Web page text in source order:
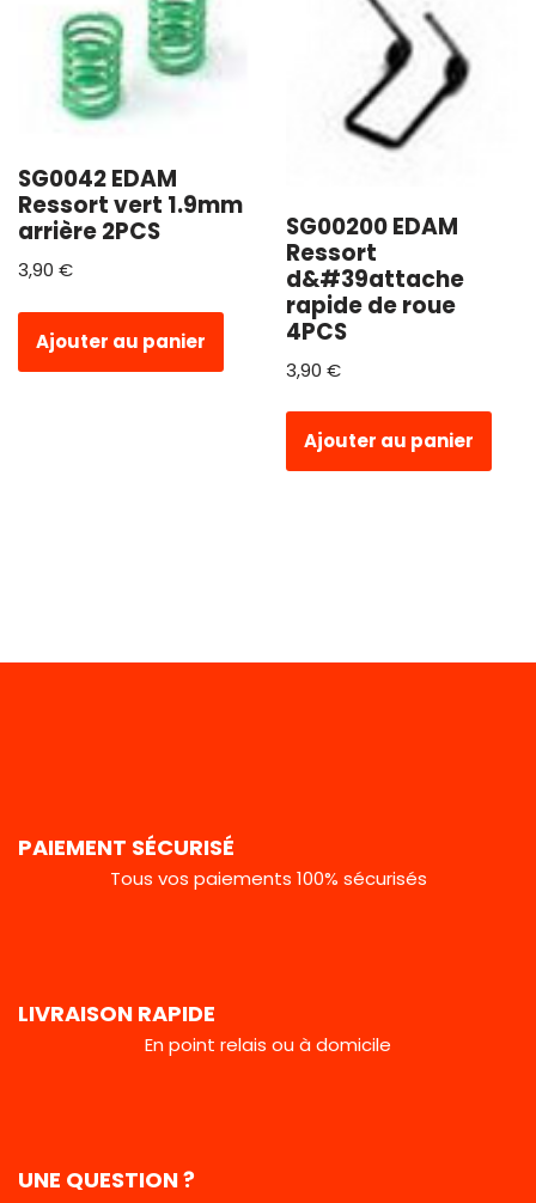
SG0042 EDAM
Ressort vert 1.9mm
arrière 2PCS
3,90 €
Ajouter au panier
SG00200 EDAM
Ressort
d&#39attache
rapide de roue
4PCS
3,90 €
Ajouter au panier
PAIEMENT SÉCURISÉ
Tous vos paiements 100% sécurisés
LIVRAISON RAPIDE
En point relais ou à domicile
UNE QUESTION ?